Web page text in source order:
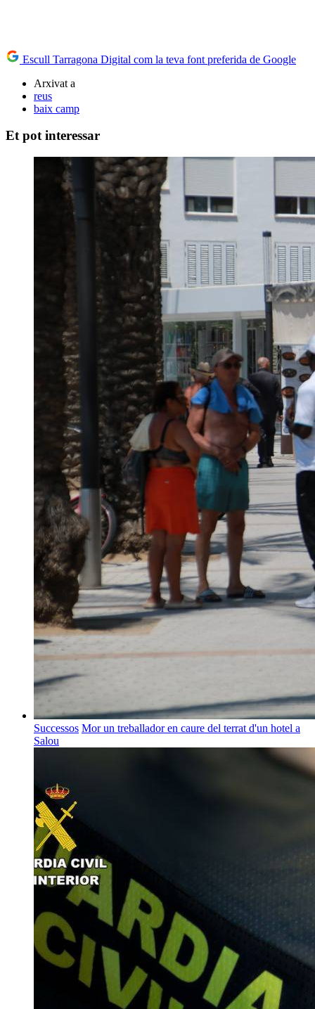
Escull Tarragona Digital com la teva font preferida de Google
Arxivat a
reus
baix camp
Et pot interessar
Successos Mor un treballador en caure del terrat d'un hotel a
Salou